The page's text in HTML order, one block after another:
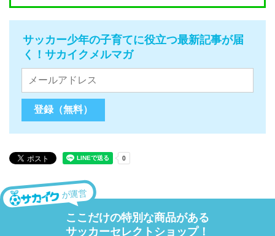
サッカー少年の子育てに役立つ最新記事が届
く！サカイクメルマガ
が運営
ここだけの特別な商品がある
サッカーセレクトショップ！